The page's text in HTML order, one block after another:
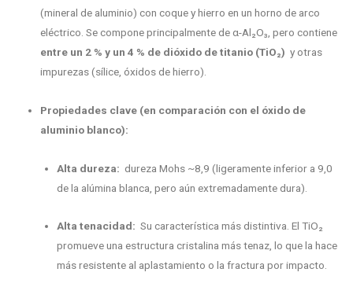
(mineral de aluminio) con coque y hierro en un horno de arco
eléctrico. Se compone principalmente de α-Al₂O₃, pero contiene
entre un 2 % y un 4 % de dióxido de titanio (TiO₂) y otras
impurezas (sílice, óxidos de hierro).
Propiedades clave (en comparación con el óxido de
aluminio blanco):
Alta dureza: dureza Mohs ~8,9 (ligeramente inferior a 9,0
de la alúmina blanca, pero aún extremadamente dura).
Alta tenacidad: Su característica más distintiva. El TiO₂
promueve una estructura cristalina más tenaz, lo que la hace
más resistente al aplastamiento o la fractura por impacto.